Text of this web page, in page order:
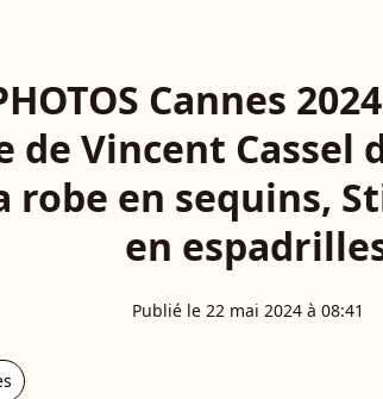
Cannes
Vincent Cassel
robe en sequins,
en
Publié le 22 mai 2024 à 08:41